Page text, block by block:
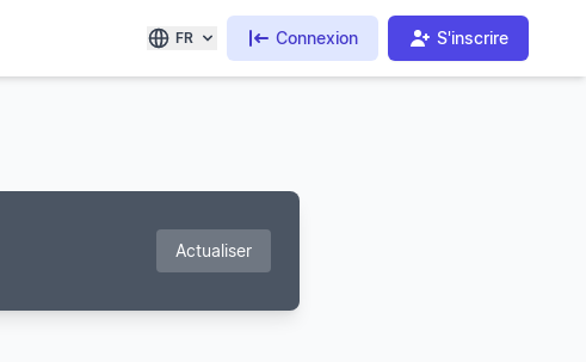
FR Connexion S'inscrire
Actualiser